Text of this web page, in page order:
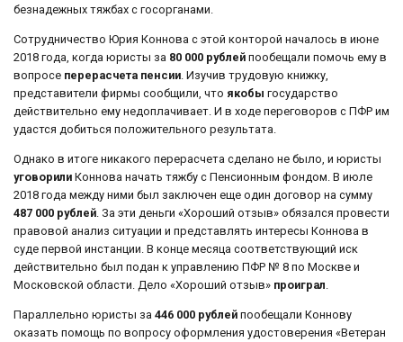
безнадежных тяжбах с госорганами.
Сотрудничество Юрия Коннова с этой конторой началось в июне
2018 года, когда юристы за 80 000 рублей пообещали помочь ему в
вопросе перерасчета пенсии. Изучив трудовую книжку,
представители фирмы сообщили, что якобы государство
действительно ему недоплачивает. И в ходе переговоров с ПФР им
удастся добиться положительного результата.
Однако в итоге никакого перерасчета сделано не было, и юристы
уговорили Коннова начать тяжбу с Пенсионным фондом. В июле
2018 года между ними был заключен еще один договор на сумму
487 000 рублей . За эти деньги «Хороший отзыв» обязался провести
правовой анализ ситуации и представлять интересы Коннова в
суде первой инстанции. В конце месяца соответствующий иск
действительно был подан к управлению ПФР № 8 по Москве и
Московской области. Дело «Хороший отзыв» проиграл
Параллельно юристы за 446 000 рублей пообещали Коннову
оказать помощь по вопросу оформления удостоверения «Ветеран